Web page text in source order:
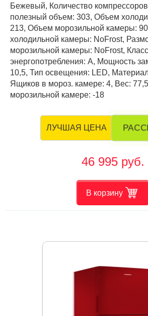
Бежевый, Количество
полезный объем: 303, Объем
213, Объем морозильной камеры:
холодильной камеры: NoFrost,
морозильной камеры: NoFrost, Класс
энергопотребления: А, Мощность
10,5, Тип освещения: LED,
Ящиков в мороз. камере: 4, Вес:
морозильной камере: -18
ЛУЧШАЯ ЦЕНА
46 995 руб.
В корзину